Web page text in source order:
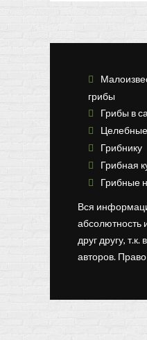
грибы
Грибы в
Грибнику
Грибная
Грибные
Вся
абсолютность
друг другу,
авторов.